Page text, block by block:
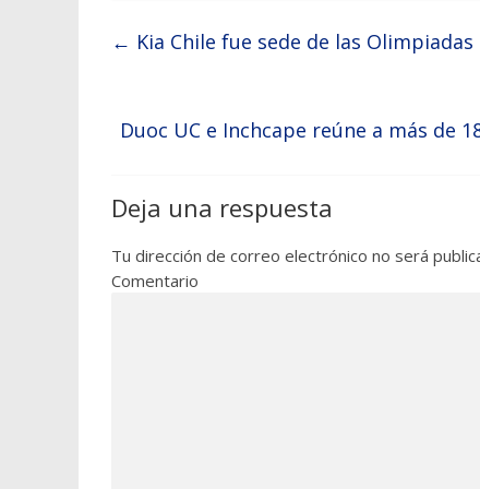
← Kia Chile fue sede de las
Duoc UC e Inchcape reúne a más de
Deja una respuesta
Tu dirección de correo electrónico no será
Comentario